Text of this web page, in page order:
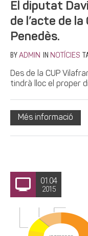
El diputat
de l’acte de la
Penedès.
BY ADMIN IN NOTÍCIES
Des de la CUP
tindrà lloc el proper
Més informació
01.04
2015